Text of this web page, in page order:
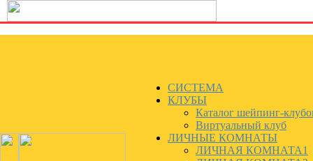
СИСТЕМА
КЛУБЫ
Каталог шейпинг-
Виртуальный клуб
ЛИЧНЫЕ КОМНАТЫ
ЛИЧНАЯ КОМНАТА1